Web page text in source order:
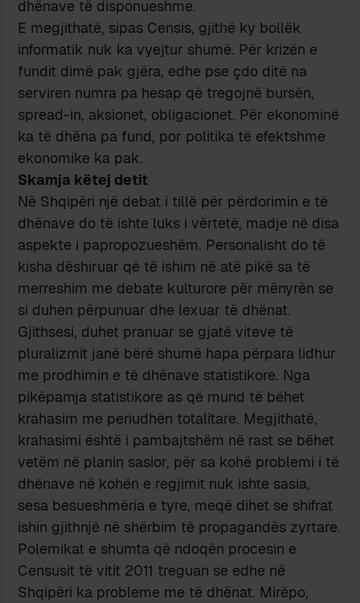
dhënave të disponueshme.
E megjithatë, sipas Censis, gjithë ky bollëk
informatik nuk ka vyejtur shumë. Për krizën e
fundit dimë pak gjëra, edhe pse çdo ditë na
serviren numra pa hesap që tregojnë bursën,
spread-in, aksionet, obligacionet. Për ekonominë
ka të dhëna pa fund, por politika të efektshme
ekonomike ka pak.
Skamja këtej detit
Në Shqipëri një debat i tillë për përdorimin e të
dhënave do të ishte luks i vërtetë, madje në disa
aspekte i papropozueshëm. Personalisht do të
kisha dëshiruar që të ishim në atë pikë sa të
merreshim me debate kulturore për mënyrën se
si duhen përpunuar dhe lexuar të dhënat.
Gjithsesi, duhet pranuar se gjatë viteve të
pluralizmit janë bërë shumë hapa përpara lidhur
me prodhimin e të dhënave statistikore. Nga
pikëpamja statistikore as që mund të bëhet
krahasim me periudhën totalitare. Megjithatë,
krahasimi është i pambajtshëm në rast se bëhet
vetëm në planin sasior, për sa kohë problemi i të
dhënave në kohën e regjimit nuk ishte sasia,
sesa besueshmëria e tyre, meqë dihet se shifrat
ishin gjithnjë në shërbim të propagandës zyrtare.
Polemikat e shumta që ndoqën procesin e
Censusit të vitit 2011 treguan se edhe në
Shqipëri ka probleme me të dhënat. Mirëpo,